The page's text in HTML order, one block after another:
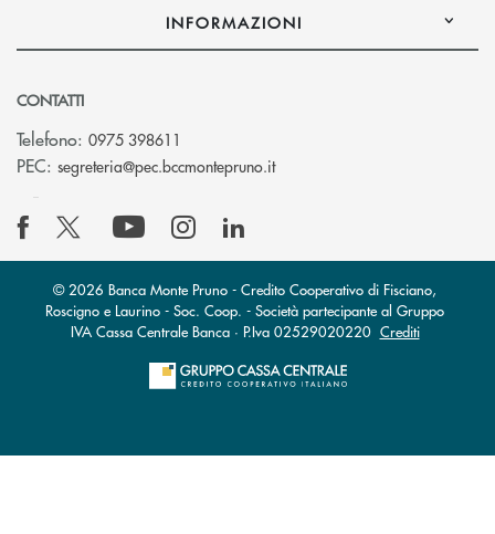
INFORMAZIONI
CONTATTI
Telefono: 0975 398611
PEC: segreteria@pec.bccmontepruno.it(si apre l’app di posta
© 2026 Banca Monte Pruno - Credito Cooperativo di Fisciano,
Roscigno e Laurino - Soc. Coop. - Società partecipante al Gruppo
IVA Cassa Centrale Banca · P.Iva 02529020220 Crediti